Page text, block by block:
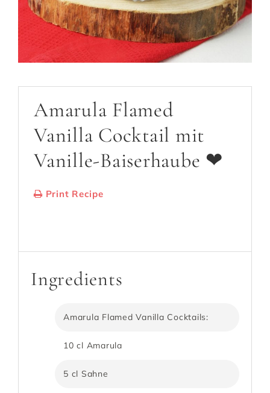
Amarula Flamed
Vanilla Cocktail mit
Vanille-Baiserhaube ❤
Print Recipe
Ingredients
Amarula Flamed Vanilla Cocktails:
10 cl Amarula
5 cl Sahne